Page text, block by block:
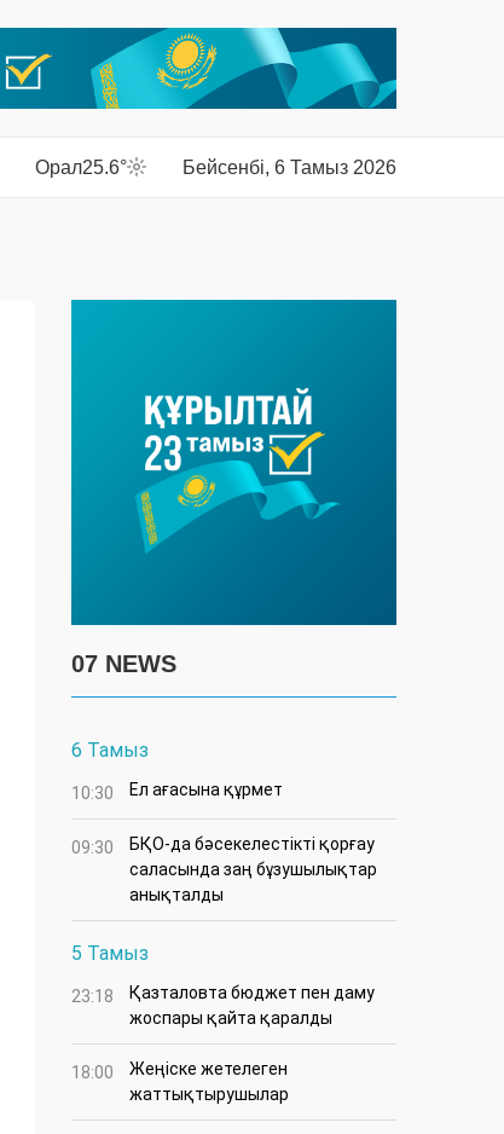
Орал25.6° Бейсенбі, 6 Тамыз 2026
07 NEWS
6 Тамыз
10:30 Ел ағасына құрмет
09:30
БҚО-да бәсекелестікті қорғау
саласында заң бұзушылықтар
анықталды
5 Тамыз
23:18
Қазталовта бюджет пен даму
жоспары қайта қаралды
18:00
Жеңіске жетелеген
жаттықтырушылар